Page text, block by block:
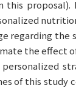
this
regarding the
the effect
of this study